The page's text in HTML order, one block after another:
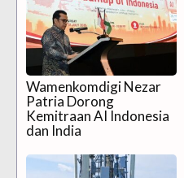
Wamenkomdigi Nezar
Patria Dorong
Kemitraan AI Indonesia
dan India